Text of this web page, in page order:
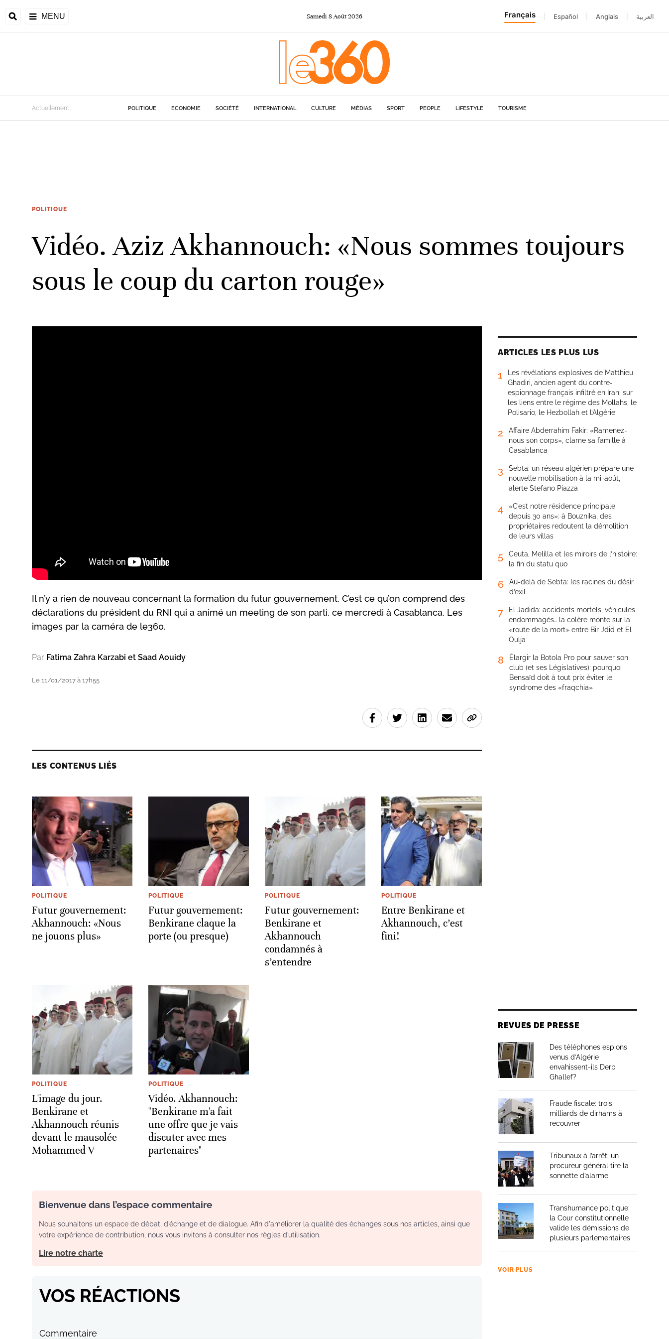
MENU Samedi 8Août2026 Français Español Anglais العربية
Actuellement POLITIQUE ECONOMIE SOCIÉTÉ INTERNATIONAL CULTURE MÉDIAS SPORT PEOPLE LIFESTYLE TOURISME
POLITIQUE
Vidéo. Aziz Akhannouch: «Nous sommes toujours
sous le coup du carton rouge»
Il n’y a rien de nouveau concernant la formation du futur gouvernement. C’est ce qu’on comprend des
déclarations du président du RNI qui a animé un meeting de son parti, ce mercredi à Casablanca. Les
images par la caméra de le360.
Par Fatima Zahra Karzabi et Saad Aouidy
Le 11/01/2017 à 17h55
LES CONTENUS LIÉS
POLITIQUE
Futur gouvernement:
Akhannouch: «Nous
ne jouons plus»
POLITIQUE
Futur gouvernement:
Benkirane claque la
porte (ou presque)
POLITIQUE
Futur gouvernement:
Benkirane et
Akhannouch
condamnés à
s’entendre
POLITIQUE
Entre Benkirane et
Akhannouch, c’est
fini!
POLITIQUE
L'image du jour.
Benkirane et
Akhannouch réunis
devant le mausolée
Mohammed V
POLITIQUE
Vidéo. Akhannouch:
"Benkirane m'a fait
une offre que je vais
discuter avec mes
partenaires"
Bienvenue dans l’espace commentaire
Nous souhaitons un espace de débat, d’échange et de dialogue. Afin d'améliorer la qualité des échanges sous nos articles, ainsi que
votre expérience de contribution, nous vous invitons à consulter nos règles d’utilisation.
Lire notre charte
VOS RÉACTIONS
Commentaire
ARTICLES LES PLUS LUS
1
Les révélations explosives de Matthieu
Ghadiri, ancien agent du contre-
espionnage français infiltré en Iran, sur
les liens entre le régime des Mollahs, le
Polisario, le Hezbollah et l’Algérie
2
Affaire Abderrahim Fakir: «Ramenez-
nous son corps», clame sa famille à
Casablanca
3
Sebta: un réseau algérien prépare une
nouvelle mobilisation à la mi-août,
alerte Stefano Piazza
4
«C’est notre résidence principale
depuis 30 ans»: à Bouznika, des
propriétaires redoutent la démolition
de leurs villas
5
Ceuta, Melilla et les miroirs de l’histoire:
la fin du statu quo
6
Au-delà de Sebta: les racines du désir
d’exil
7
El Jadida: accidents mortels, véhicules
endommagés… la colère monte sur la
«route de la mort» entre Bir Jdid et El
Oulja
8
Élargir la Botola Pro pour sauver son
club (et ses Législatives): pourquoi
Bensaïd doit à tout prix éviter le
syndrome des «fraqchia»
REVUES DE PRESSE
Des téléphones espions
venus d’Algérie
envahissent-ils Derb
Ghallef?
Fraude fiscale: trois
milliards de dirhams à
recouvrer
Tribunaux à l’arrêt: un
procureur général tire la
sonnette d’alarme
Transhumance politique:
la Cour constitutionnelle
valide les démissions de
plusieurs parlementaires
VOIR PLUS